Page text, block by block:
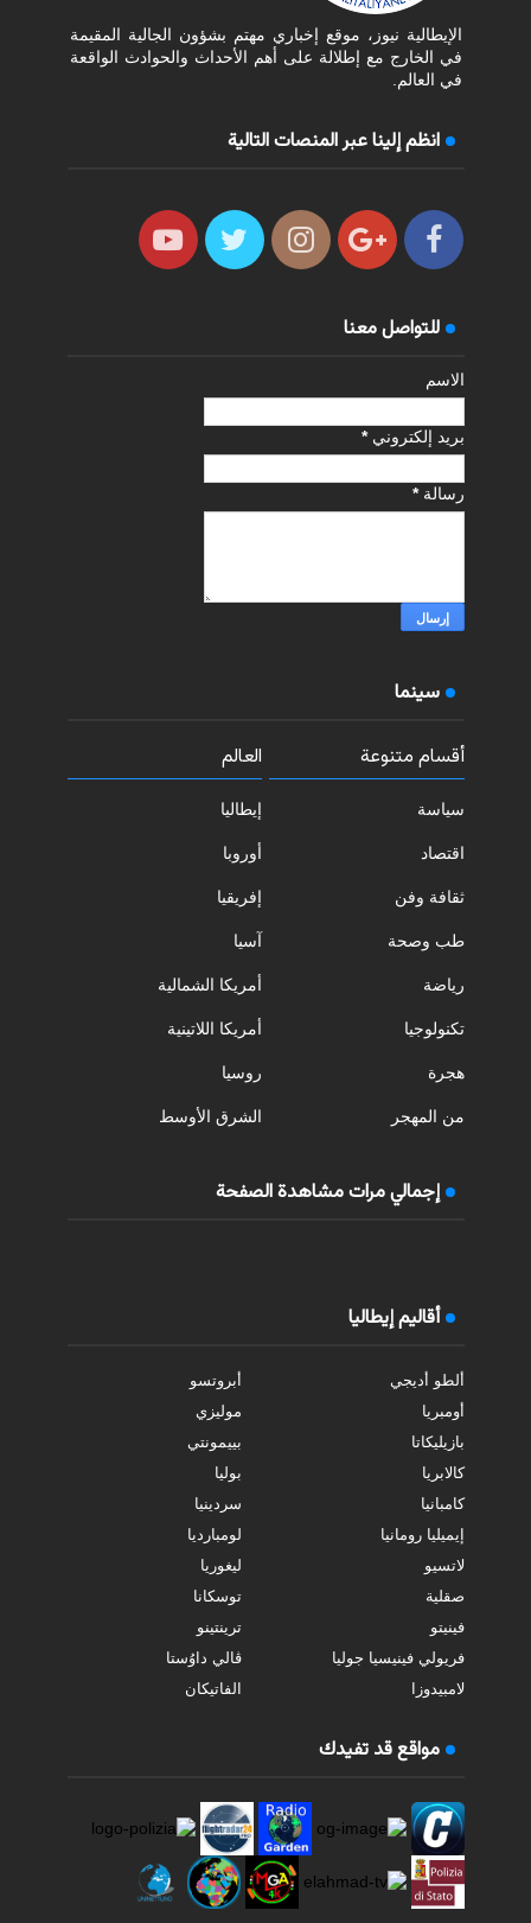
الإيطالية نيوز، موقع إخباري مهتم بشؤون الجالية المقيمة
في الخارج مع إطلالة على أهم الأحداث والحوادث الواقعة
في العالم.
انظم إلينا عبر المنصات التالية
للتواصل معنا
الاسم
بريد إلكتروني*
رسالة*
سينما
أقسام متنوعة
سياسة
اقتصاد
ثقافة وفن
طب وصحة
رياضة
تكنولوجيا
هجرة
من المهجر
العالم
إيطاليا
أوروبا
إفريقيا
آسيا
أمريكا الشمالية
أمريكا اللاتينية
روسيا
الشرق الأوسط
إجمالي مرات مشاهدة الصفحة
أقاليم إيطاليا
ألطو أديجي
أبروتسو
أومبريا
موليزي
بازيليكاتا
بييمونتي
كالابريا
بوليا
كامبانيا
سردينيا
إيميليا رومانيا
لومبارديا
لاتسيو
ليغوريا
صقلية
توسكانا
فينيتو
ترينتينو
فريولي فينيسيا جوليا
ڤالي داوُستا
لامبيدوزا
الفاتيكان
مواقع قد تفيدك